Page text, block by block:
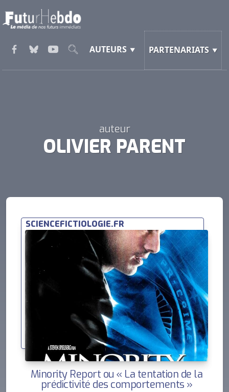
AUTEURS PARTENARIATS
auteur
OLIVIER PARENT
SCIENCEFICTIOLOGIE.FR
Minority Report ou « La tentation de la
prédictivité des comportements »